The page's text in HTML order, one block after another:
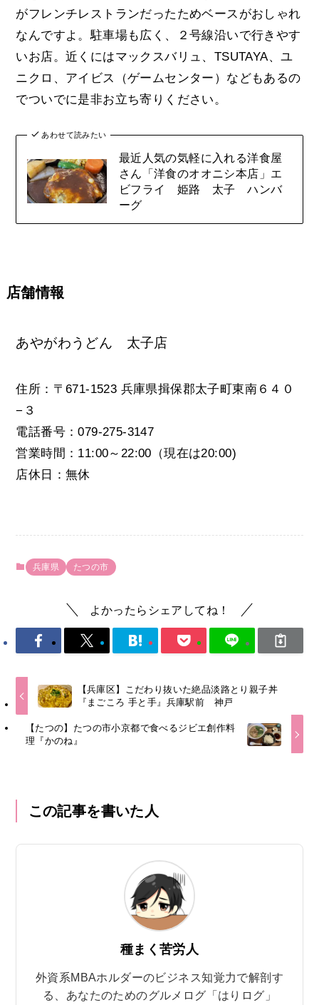
がフレンチレストランだったためベースがおしゃれ
なんですよ。駐車場も広く、２号線沿いで行きやす
いお店。近くにはマックスバリュ、TSUTAYA、ユ
ニクロ、アイビス（ゲームセンター）などもあるの
でついでに是非お立ち寄りください。
あわせて読みたい
最近人気の気軽に入れる洋食屋
さん「洋食のオオニシ本店」エ
ビフライ 姫路 太子 ハンバ
ーグ
店舗情報
あやがわうどん 太子店
住所：〒671-1523 兵庫県揖保郡太子町東南６４０
−３
電話番号：079-275-3147
営業時間：11:00～22:00（現在は20:00)
店休日：無休
兵庫県 たつの市
よかったらシェアしてね！
【兵庫区】こだわり抜いた絶品淡路とり親子丼
『まごころ 手と手』兵庫駅前 神戸
【たつの】たつの市小京都で食べるジビエ創作料
理『かのね』
この記事を書いた人
種まく苦労人
外資系MBAホルダーのビジネス知覚力で解剖す
る、あなたのためのグルメログ「はりログ」